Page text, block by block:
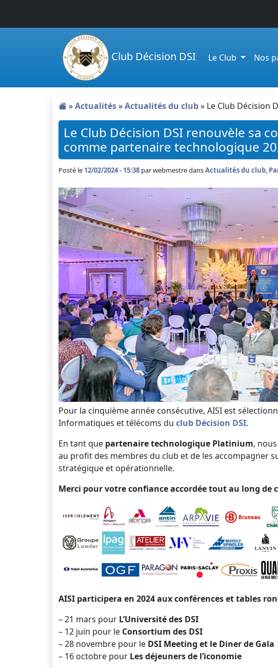
Club Décision DSI Le Club Nos
»Actualités»Actualités du club» Le Club Décision
Le Club Décision DSI renouvèle sa
comme partenaire technologique
Posté le 12/02/2024 - 15:38 parwebmestre dansActualités du club,
Pour la cinquième année consécutive, AISI est
Informatiques et télécoms du club Décision DSI.
En tant que partenaire technologique Platinium,
au profit des membres du club et de les accompagner
stratégique et opérationnelle.
Merci pour votre confiance accordée tout au long de
AISI participera en 2024 aux conférences et tables
– 21 mars pour L’Université des DSI
– 12 juin pour le Consortium des DSI
– 28 novembre pour le DSI Meeting et le Diner de Gala
– 16 octobre pour Les déjeuners de l’iconomie